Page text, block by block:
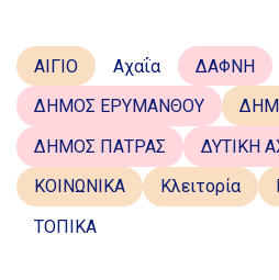
ΑΙΓΙΟ Αχαΐα
ΔΑΦΝΗ
ΔΗΜΟΣ ΕΡΥΜΑΝΘΟΥ
ΔΗΜΟΣ ΠΑΤΡΑΣ
ΔΥΤΙΚΗ
ΚΟΙΝΩΝΙΚΑ
Κλειτορία
ΤΟΠΙΚΑ